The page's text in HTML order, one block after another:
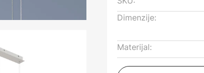
Dimenzije:
Materijal: